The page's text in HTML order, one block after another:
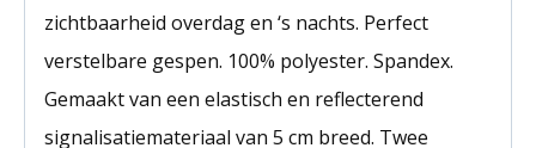
zichtbaarheid overdag en ‘s nachts. Perfect
verstelbare gespen. 100% polyester. Spandex.
Gemaakt van een elastisch en reflecterend
signalisatiemateriaal van 5 cm breed. Twee